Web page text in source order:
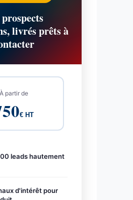
livrés prêts à
À partir de
€ HT
leads hautement
d'intérêt pour